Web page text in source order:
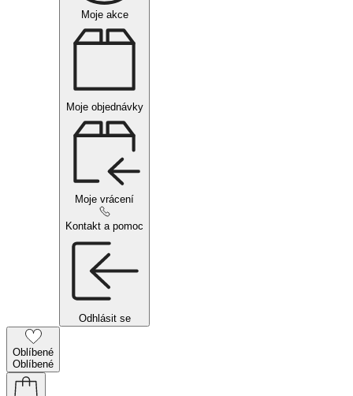
Moje akce
Moje objednávky
Moje vrácení
Kontakt a pomoc
Odhlásit se
Oblíbené
Oblíbené